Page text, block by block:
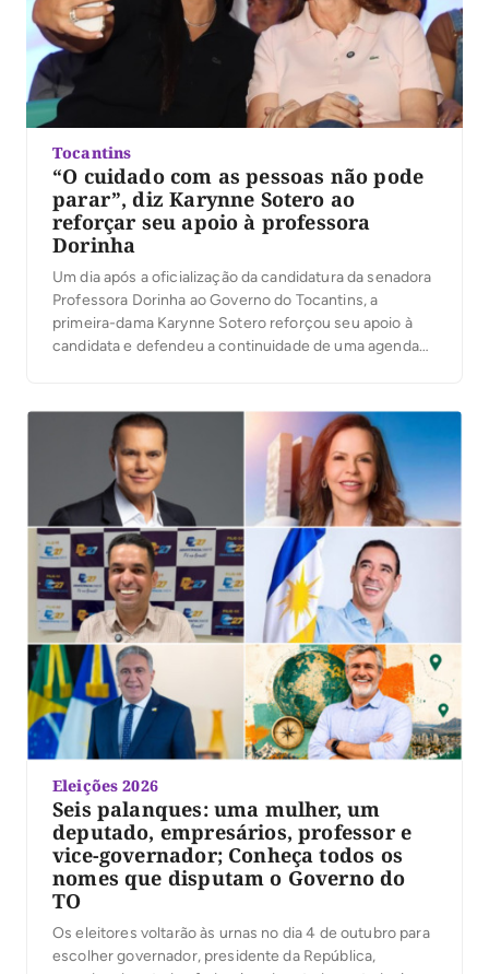
Tocantins
“O cuidado com as pessoas não pode
parar”, diz Karynne Sotero ao
reforçar seu apoio à professora
Dorinha
Um dia após a oficialização da candidatura da senadora
Professora Dorinha ao Governo do Tocantins, a
primeira-dama Karynne Sotero reforçou seu apoio à
candidata e defendeu a continuidade de uma agenda
publicado nesta quinta-feira, 6, Karynne reafirmou sua
Eleições 2026
Seis palanques: uma mulher, um
deputado, empresários, professor e
vice-governador; Conheça todos os
nomes que disputam o Governo do
TO
Os eleitores voltarão às urnas no dia 4 de outubro para
escolher governador, presidente da República,